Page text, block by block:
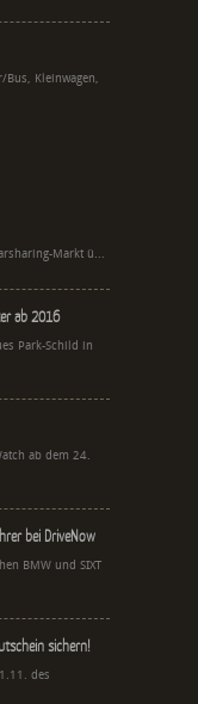
Bus, Kleinwagen,
Markt ü...
ab 2016
Park-Schild in
ab dem 24.
bei DriveNow
BMW und SIXT
sichern!
des